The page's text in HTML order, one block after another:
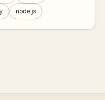
node.js